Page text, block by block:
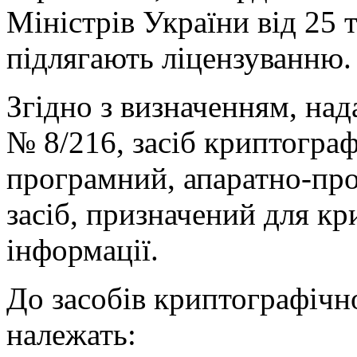
Міністрів України від
підлягають ліцензуванню.
Згідно з визначенням,
№ 8/216, засіб
програмний, апаратно-
засіб, призначений для
інформації.
До засобів
належать: